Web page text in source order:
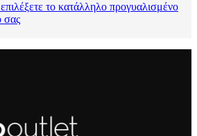
το κατάλληλο προγυαλισμένο
σας